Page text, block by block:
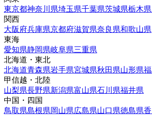
東京都神奈川県埼玉県千葉県茨城県栃木県
関西
大阪府兵庫県京都府滋賀県奈良県和歌山県
東海
愛知県静岡県岐阜県三重県
北海道・東北
北海道青森県岩手県宮城県秋田県山形県
甲信越・北陸
山梨県長野県新潟県富山県石川県福井県
中国・四国
鳥取県島根県岡山県広島県山口県徳島県